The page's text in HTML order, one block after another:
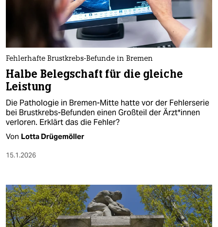
wahrheit
verlag
veranstaltungen
shop
fragen & hilfe
unterstützen
genossenschaft
epaper login
Fehlerhafte Brustkrebs-Befunde in Bremen
Halbe Belegschaft für die gleiche
Leistung
Die Pathologie in Bremen-Mitte hatte vor der Fehlerserie
bei Brustkrebs-Befunden einen Großteil der Ärz­t*in­nen
verloren. Erklärt das die Fehler?
Von Lotta Drügemöller
15.1.2026